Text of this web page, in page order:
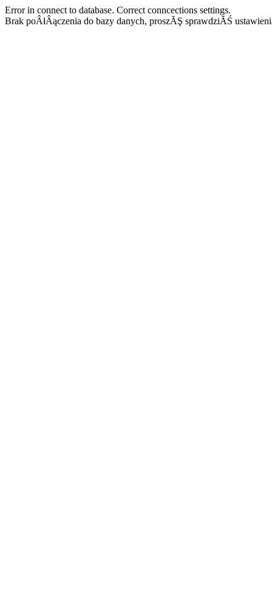
Error in connect to database. Correct conncections settings.
Brak poÂłÂączenia do bazy danych, proszĂŞ sprawdziĂŚ